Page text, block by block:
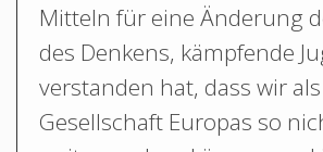
Mitteln für eine Änderung
des Denkens, kämpfende
verstanden hat, dass wir als
Gesellschaft Europas so